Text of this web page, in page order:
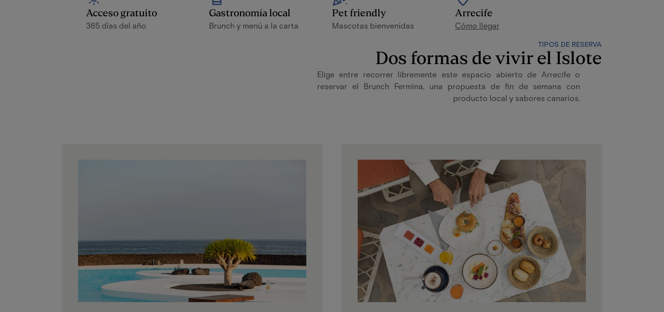
Acceso gratuito
365 días del año
Gastronomía local
Brunch y menú a la carta
Pet friendly
Mascotas bienvenidas
Arrecife
Cómo llegar
TIPOS DE RESERVA
Dos formas de vivir el Islote
Elige entre recorrer libremente este espacio abierto de Arrecife o
reservar el Brunch Fermina, una propuesta de fin de semana con
producto local y sabores canarios.